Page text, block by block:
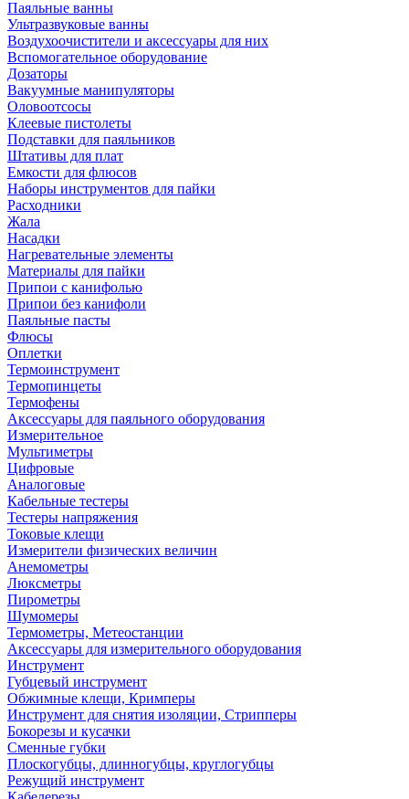
Паяльные ванны
Ультразвуковые ванны
Воздухоочистители и аксессуары для них
Вспомогательное оборудование
Дозаторы
Вакуумные манипуляторы
Оловоотсосы
Клеевые пистолеты
Подставки для паяльников
Штативы для плат
Емкости для флюсов
Наборы инструментов для пайки
Расходники
Жала
Насадки
Нагревательные элементы
Материалы для пайки
Припои с канифолью
Припои без канифоли
Паяльные пасты
Флюсы
Оплетки
Термоинструмент
Термопинцеты
Термофены
Аксессуары для паяльного оборудования
Измерительное
Мультиметры
Цифровые
Аналоговые
Кабельные тестеры
Тестеры напряжения
Токовые клещи
Измерители физических величин
Анемометры
Люксметры
Пирометры
Шумомеры
Термометры, Метеостанции
Аксессуары для измерительного оборудования
Инструмент
Губцевый инструмент
Обжимные клещи, Кримперы
Инструмент для снятия изоляции, Стрипперы
Бокорезы и кусачки
Сменные губки
Плоскогубцы, длинногубцы, круглогубцы
Режущий инструмент